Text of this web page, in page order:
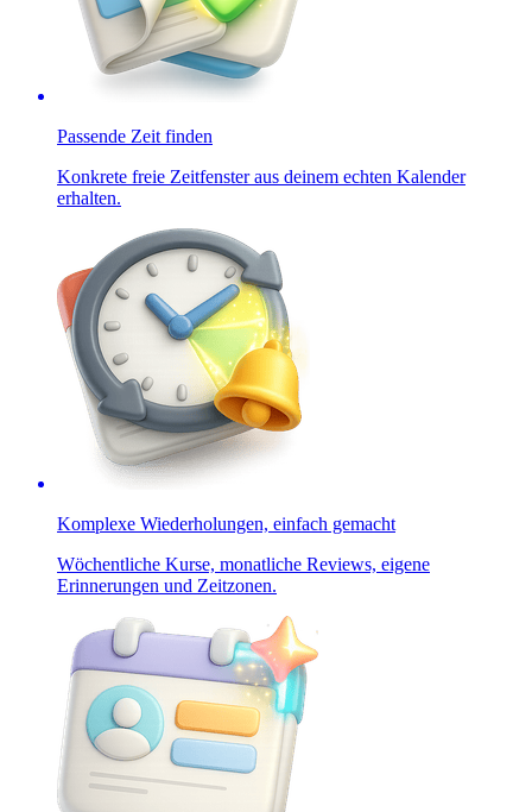
Passende Zeit finden
Konkrete freie Zeitfenster aus deinem echten Kalender
erhalten.
Komplexe Wiederholungen, einfach gemacht
Wöchentliche Kurse, monatliche Reviews, eigene
Erinnerungen und Zeitzonen.